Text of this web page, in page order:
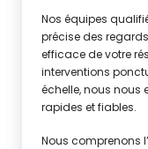
Nos équipes
précise des
efficace de votre
interventions
échelle, nous nous
rapides et fiables.
Nous comprenons